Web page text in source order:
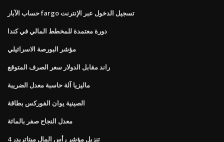
حساب الآبار fargo تسجيل الدخول عبر الإنترنت
دورة معتمدة للمخطط المالي في كندا
مؤشر البورصة الاسرائيلي
راند مقابل الدولار سعر الصرف المتوقع
ماليزيا آلة حاسبة معدل الضريبة
الصينية يوان الفوركس بطاقة
معدل النجاح صفر بالمائة
تنزيل مؤشر رأس المال ميتاتريدر 4